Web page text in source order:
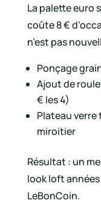
La palette euro
coûte 8 €
n’est pas
Ponçage
Ajout de
€ les 4)
Plateau verre
miroitier
Résultat : un
look loft années
LeBonCoin.